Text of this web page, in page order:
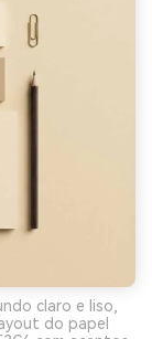
claro e liso,
do papel